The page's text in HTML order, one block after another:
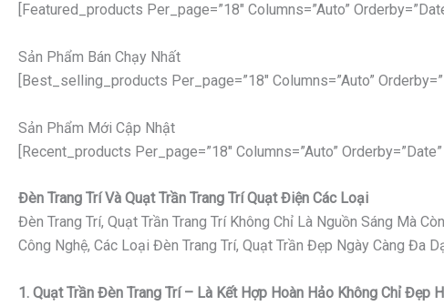
[featured_products Per_page=”18″ Columns=”auto”
Sản Phẩm Bán Chạy Nhất
[best_selling_products Per_page=”18″ Columns=”auto”
Sản Phẩm Mới Cập Nhật
[recent_products Per_page=”18″ Columns=”auto” Orderby=”date”
Đèn Trang Trí Và Quạt Trần Trang Trí Quạt Điện Các Loại
Đèn Trang Trí, Quạt Trần Trang Trí Không Chỉ Là Nguồn Sáng Mà
Công Nghệ, Các Loại Đèn Trang Trí, Quạt Trần Đẹp Ngày Càng Đa
1. Quạt Trần Đèn Trang Trí – Là Kết Hợp Hoàn Hảo Không Chỉ Đẹp